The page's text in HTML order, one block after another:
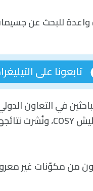
واعدة للبحث عن
تابعونا على
في الكون من مكوّنات